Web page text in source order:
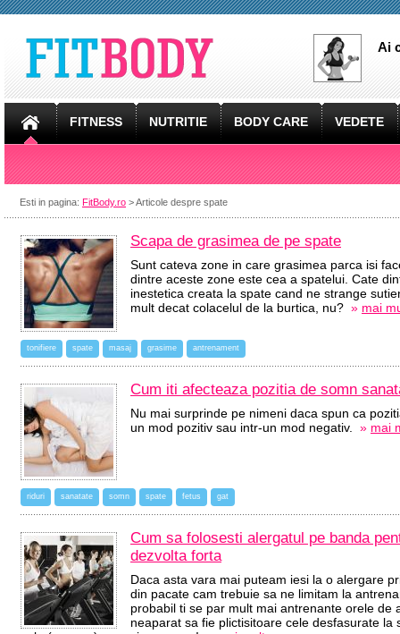
Ai
FITNESS NUTRITIE BODY CARE VEDETE
Esti in pagina: FitBody.ro > Articole despre spate
Scapa de grasimea de pe spate
Sunt cateva zone in care grasimea parca isi
dintre aceste zone este cea a spatelui. Cate
inestetica creata la spate cand ne strange
mult decat colacelul de la burtica, nu? » mai
tonifiere spate masaj grasime antrenament
Cum iti afecteaza pozitia de somn
Nu mai surprinde pe nimeni daca spun ca
un mod pozitiv sau intr-un mod negativ. » mai
riduri sanatate somn spate fetus gat
Cum sa folosesti alergatul pe banda
dezvolta forta
Daca asta vara mai puteam iesi la o alergare
din pacate cam trebuie sa ne limitam la
probabil ti se par mult mai antrenante orele de
neaparat sa fie plictisitoare cele desfasurate